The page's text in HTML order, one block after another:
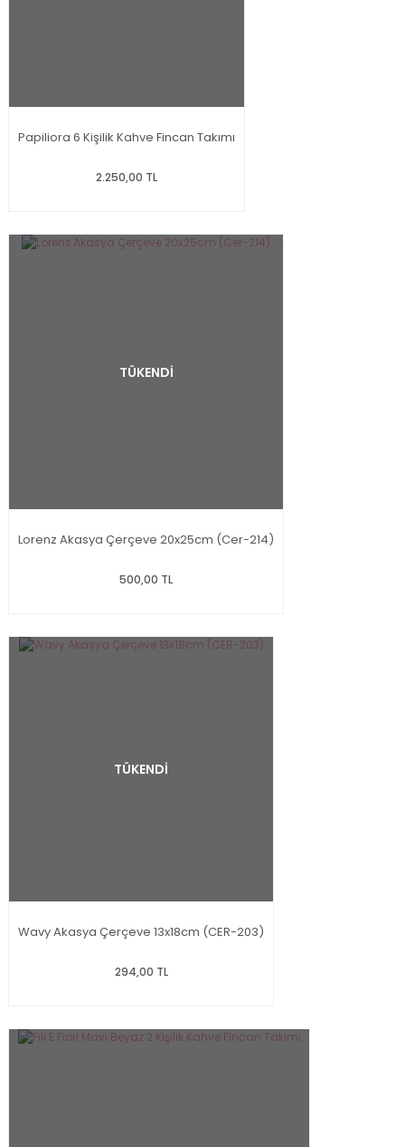
Papiliora 6 Kişilik Kahve Fincan Takımı
2.250,00 TL
TÜKENDİ
Lorenz Akasya Çerçeve 20x25cm (Cer-214)
500,00 TL
TÜKENDİ
Wavy Akasya Çerçeve 13x18cm (CER-203)
294,00 TL